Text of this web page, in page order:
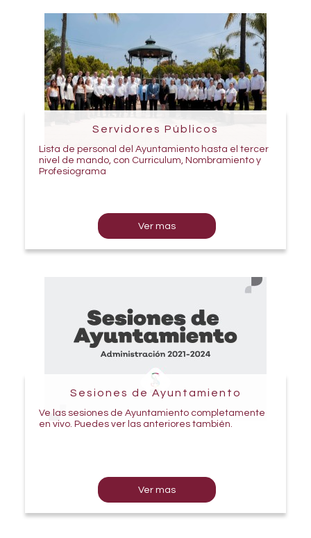
Servidores Públicos
Lista de personal del Ayuntamiento hasta el tercer
nivel de mando, con Curriculum, Nombramiento y
Profesiograma
Ver mas
Sesiones de Ayuntamiento
Ve las sesiones de Ayuntamiento completamente
en vivo. Puedes ver las anteriores también.
Ver mas